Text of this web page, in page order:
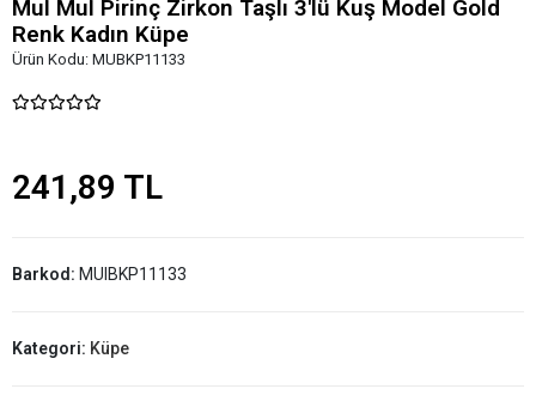
MuI MuI Pirinç Zirkon Taşlı 3'lü Kuş Model Gold
Renk Kadın Küpe
Ürün Kodu: MUBKP11133
241,89 TL
Barkod: MUIBKP11133
Kategori: Küpe